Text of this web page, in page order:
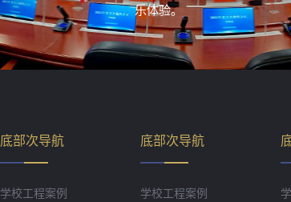
乐体验。
底部次导航
学校工程案例
底部次导航
学校工程案例